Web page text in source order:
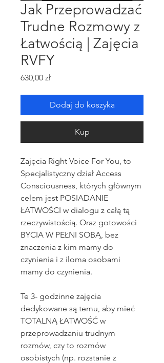
Jak Przeprowadzać
Trudne Rozmowy z
Łatwością | Zajęcia
RVFY
630,00 złCena
Dodaj do koszyka
Kup
Zajęcia Right Voice For You, to
Specjalistyczny dział Access
Consciousness, których głównym
celem jest POSIADANIE
ŁATWOŚCI w dialogu z całą tą
rzeczywistością. Oraz gotowości
BYCIA W PEŁNI SOBĄ, bez
znaczenia z kim mamy do
czynienia i z iloma osobami
mamy do czynienia.
Te 3- godzinne zajęcia
dedykowane są temu, aby mieć
TOTALNĄ ŁATWOŚĆ w
przeprowadzaniu trudnym
rozmów, czy to rozmów
osobistych (np. rozstanie z